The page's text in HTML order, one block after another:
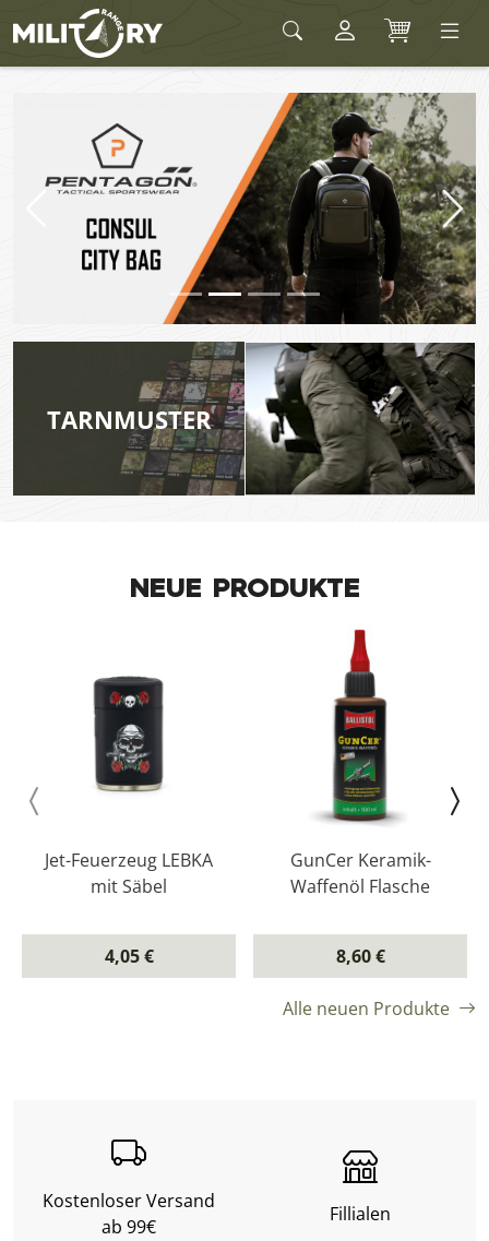
Army shop MILITARY RANGE
Předchozí
TARNMUSTER
NEUE PRODUKTE
Jet-Feuerzeug LEBKA
mit Säbel
4,05 €
GunCer Keramik-
Waffenöl Flasche
8,60 €
Alle neuen Produkte
Kostenloser Versand
ab 99€
Fillialen